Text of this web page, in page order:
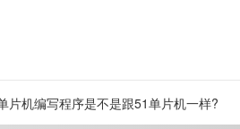
片机编写程序是不是跟51单片机一样?